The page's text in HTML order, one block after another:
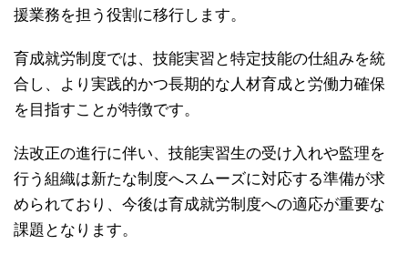
援業務を担う役割に移行します。
育成就労制度では、技能実習と特定技能の仕組みを統
合し、より実践的かつ長期的な人材育成と労働力確保
を目指すことが特徴です。
法改正の進行に伴い、技能実習生の受け入れや監理を
行う組織は新たな制度へスムーズに対応する準備が求
められており、今後は育成就労制度への適応が重要な
課題となります。